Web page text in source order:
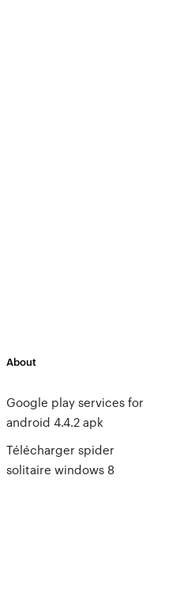
About
Google play services for
android 4.4.2 apk
Télécharger spider
solitaire windows 8